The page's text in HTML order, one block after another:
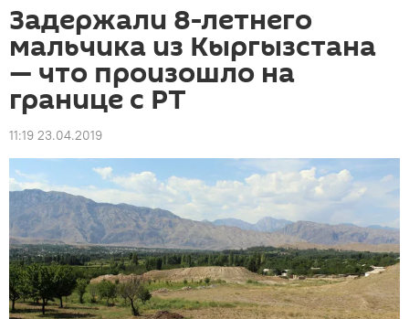
Задержали 8-летнего
мальчика из Кыргызстана
— что произошло на
границе с РТ
11:19 23.04.2019